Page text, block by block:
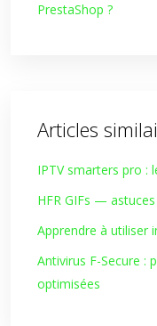
PrestaShop ?
Articles
IPTV smarters pro :
HFR GIFs —
Apprendre à utiliser
Antivirus F-Secure :
optimisées